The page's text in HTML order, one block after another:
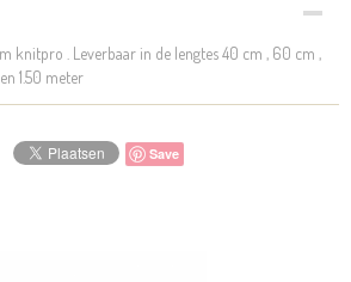
knitpro . Leverbaar in de lengtes 40 cm , 60 cm ,
1.50 meter
Save